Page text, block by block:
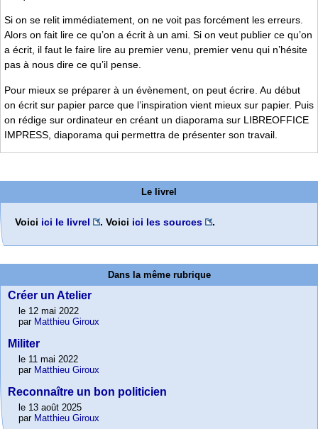
Si on se relit immédiatement, on ne voit pas forcément les erreurs.
Alors on fait lire ce qu’on a écrit à un ami. Si on veut publier ce qu’on
a écrit, il faut le faire lire au premier venu, premier venu qui n’hésite
pas à nous dire ce qu’il pense.
Pour mieux se préparer à un évènement, on peut écrire. Au début
on écrit sur papier parce que l’inspiration vient mieux sur papier. Puis
on rédige sur ordinateur en créant un diaporama sur LIBREOFFICE
IMPRESS, diaporama qui permettra de présenter son travail.
Le livrel
Voici ici le livrel . Voici ici les sources .
Dans la même rubrique
Créer un Atelier
le 12 mai 2022
par Matthieu Giroux
Militer
le 11 mai 2022
par Matthieu Giroux
Reconnaître un bon politicien
le 13 août 2025
par Matthieu Giroux